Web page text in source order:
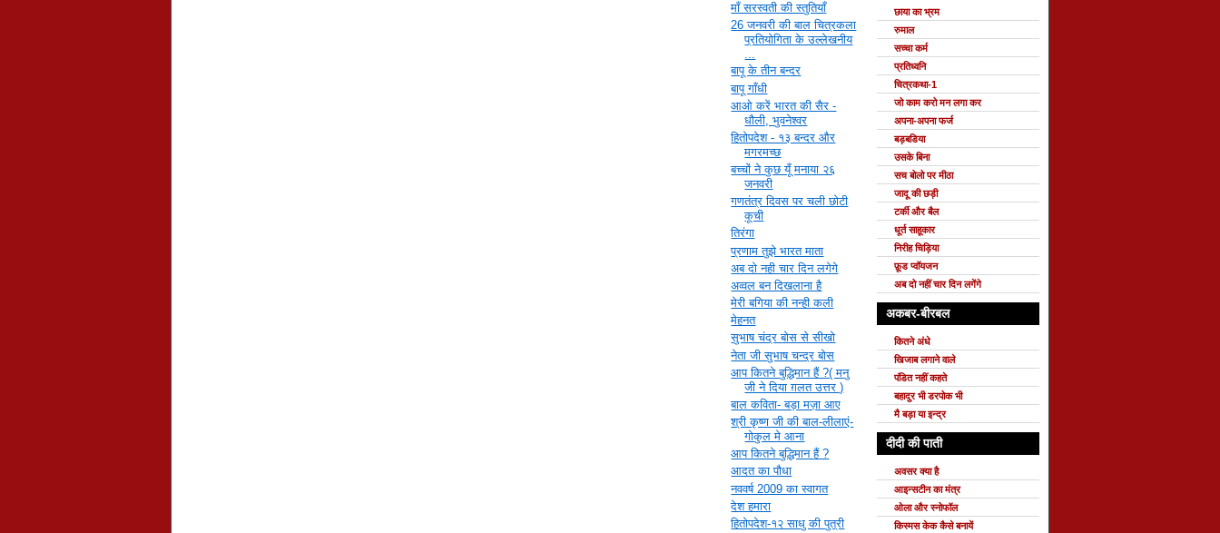
माँ सरस्वती की स्तुतियाँ
26 जनवरी की बाल चित्रकला
प्रतियोगिता के उल्लेखनीय
...
बापू के तीन बन्दर
बापू गाँधी
आओ करें भारत की सैर -
धौली, भुवनेश्‍वर
हितोपदेश - १३ बन्दर और
मगरमच्छ
बच्चों ने कुछ यूँ मनाया २६
जनवरी
गणतंत्र दिवस पर चली छोटी
कूची
तिरंगा
प्रणाम तुझे भारत माता
अब दो नही चार दिन लगेगे
अव्‍वल बन दिखलाना है
मेरी बगिया की नन्ही कली
मेहनत
सुभाष चंद्र बोस से सीखो
नेता जी सुभाष चन्द्र बोस
आप कितने बुद्धिमान हैं ?( मनु
जी ने दिया ग़लत उत्तर )
बाल कविता- बड़ा मज़ा आए
श्री कृष्ण जी की बाल-लीलाएं-
गोकुल मे आना
आप कितने बुद्धिमान हैं ?
आदत का पौधा
नववर्ष 2009 का स्वागत
देश हमारा
हितोपदेश-१२ साधु की पुत्री
छाया का भ्रम
रुमाल
सच्चा कर्म
प्रतिध्वनि
चित्रकथा-1
जो काम करो मन लगा कर
अपना-अपना फर्ज
बड़बडिया
उसके बिना
सच बोलो पर मीठा
जादू की छड़ी
टर्की और बैल
धूर्त साहूकार
निरीह चिड़िया
फ़ूड प्वॉयजन
अब दो नहीं चार दिन लगेंगे
अकबर-बीरबल
कितने अंधे
खिजाब लगाने वाले
पंडित नहीं कहते
बहादुर भी डरपोक भी
मै बड़ा या इन्द्र
दीदी की पाती
अवसर क्या है
आइन्सटीन का मंत्र
ओला और स्नोफॉल
किस्मस केक कैसे बनायें